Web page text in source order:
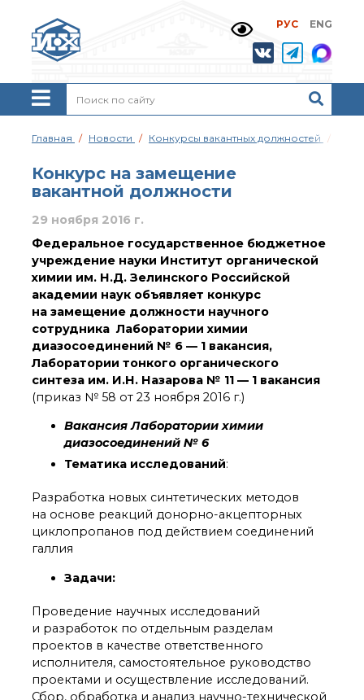
РУС ENG
Жизнь и выдающиеся
моменты научной
деятельности
Н. Д. Зелинского
История ИОХ РАН
Администрация
Научные школы
Подразделения
Ученый совет ИОХ
РАН
Диссертационные
советы
Совет молодых ученых
ИОХ РАН
Центр коллективного
пользования
Института
органической химии
РАН (ЦКП ИОХ РАН)
Библиотека
Инфоресурсы
Профком
Документы
Основные
направления
Важнейшие
Научный Совет РАН
по органической
химии
Искусственный
интеллект (ИИ)
в химии
Главная Новости Конкурсы вакантных должностей
Конкурс на замещение
вакантной должности
29 ноября 2016 г.
Федеральное государственное бюджетное
учреждение науки Институт органической
химии им. Н.Д. Зелинского Российской
академии наук объявляет конкурс
на замещение должности научного
сотрудника Лаборатории химии
диазосоединений № 6 — 1 вакансия,
Лаборатории тонкого органического
синтеза им. И.Н. Назарова № 11 — 1 вакансия
(приказ № 58 от 23 ноября 2016 г.)
Вакансия Лаборатории химии
диазосоединений № 6
Тематика исследований:
Разработка новых синтетических методов
на основе реакций донорно-акцепторных
циклопропанов под действием соединений
галлия
Задачи:
Проведение научных исследований
и разработок по отдельным разделам
проектов в качестве ответственного
исполнителя, самостоятельное руководство
проектами и осуществление исследований.
Сбор, обработка и анализ научно-технической